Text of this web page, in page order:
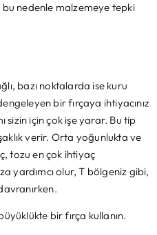
nedenle malzemeye tepki
bazı noktalarda ise kuru
bir fırçaya ihtiyacınız
sizin için çok işe yarar. Bu tip
verir. Orta yoğunlukta ve
tozu en çok ihtiyaç
yardımcı olur, T bölgeniz gibi,
bir fırça kullanın.